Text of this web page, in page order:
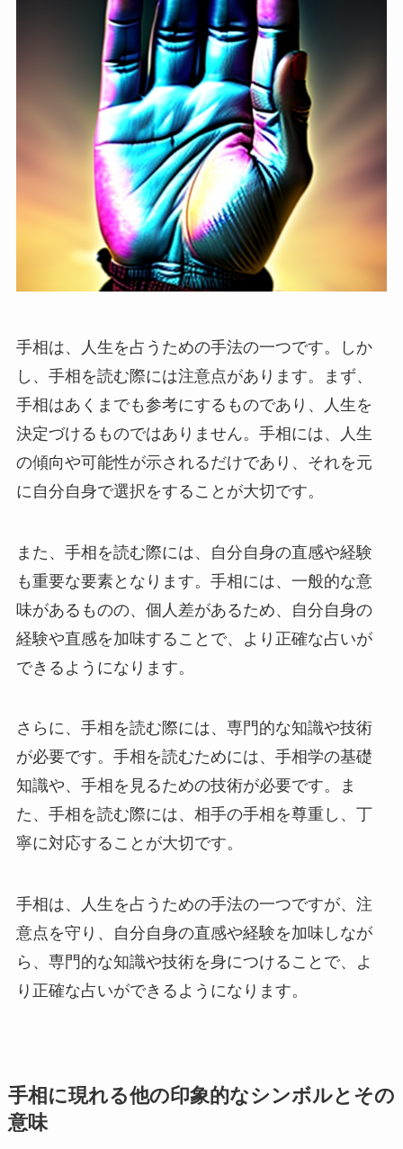
手相は、人生を占うための手法の一つです。しか
し、手相を読む際には注意点があります。まず、
手相はあくまでも参考にするものであり、人生を
決定づけるものではありません。手相には、人生
の傾向や可能性が示されるだけであり、それを元
に自分自身で選択をすることが大切です。
また、手相を読む際には、自分自身の直感や経験
も重要な要素となります。手相には、一般的な意
味があるものの、個人差があるため、自分自身の
経験や直感を加味することで、より正確な占いが
できるようになります。
さらに、手相を読む際には、専門的な知識や技術
が必要です。手相を読むためには、手相学の基礎
知識や、手相を見るための技術が必要です。ま
た、手相を読む際には、相手の手相を尊重し、丁
寧に対応することが大切です。
手相は、人生を占うための手法の一つですが、注
意点を守り、自分自身の直感や経験を加味しなが
ら、専門的な知識や技術を身につけることで、よ
り正確な占いができるようになります。
手相に現れる他の印象的なシンボルとその
意味